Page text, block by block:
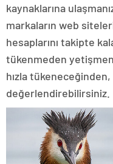
kaynaklarına
markaların web
hesaplarını takipte
tükenmeden
hızla
değerlendirebilirsiniz.